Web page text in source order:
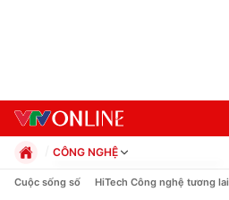
CÔNG NGHỆ
Chính trị
Cuộc sống số HiTech Công nghệ tương lai